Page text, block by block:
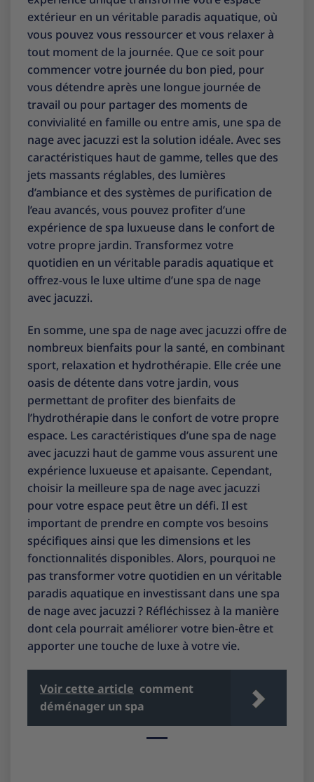
extérieur en un véritable paradis aquatique, où
vous pouvez vous ressourcer et vous relaxer à
tout moment de la journée. Que ce soit pour
commencer votre journée du bon pied, pour
vous détendre après une longue journée de
travail ou pour partager des moments de
convivialité en famille ou entre amis, une spa de
nage avec jacuzzi est la solution idéale. Avec ses
caractéristiques haut de gamme, telles que des
jets massants réglables, des lumières
d’ambiance et des systèmes de purification de
l’eau avancés, vous pouvez profiter d’une
expérience de spa luxueuse dans le confort de
votre propre jardin. Transformez votre
quotidien en un véritable paradis aquatique et
offrez-vous le luxe ultime d’une spa de nage
avec jacuzzi.
En somme, une spa de nage avec jacuzzi offre de
nombreux bienfaits pour la santé, en combinant
sport, relaxation et hydrothérapie. Elle crée une
oasis de détente dans votre jardin, vous
permettant de profiter des bienfaits de
l’hydrothérapie dans le confort de votre propre
espace. Les caractéristiques d’une spa de nage
avec jacuzzi haut de gamme vous assurent une
expérience luxueuse et apaisante. Cependant,
choisir la meilleure spa de nage avec jacuzzi
pour votre espace peut être un défi. Il est
important de prendre en compte vos besoins
spécifiques ainsi que les dimensions et les
fonctionnalités disponibles. Alors, pourquoi ne
pas transformer votre quotidien en un véritable
paradis aquatique en investissant dans une spa
de nage avec jacuzzi ? Réfléchissez à la manière
dont cela pourrait améliorer votre bien-être et
apporter une touche de luxe à votre vie.
Voir cette article comment
déménager un spa